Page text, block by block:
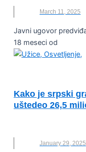
March 11, 2025
Javni ugovor
18 meseci od
Kako je srpski
uštedeo 26,5
January 29, 2025